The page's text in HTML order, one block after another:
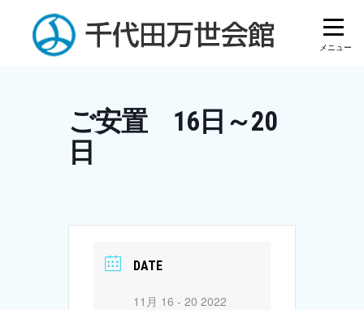
content
ご安置 16日～20
日
DATE
11月 16 - 20 2022